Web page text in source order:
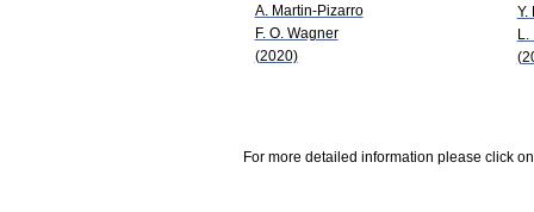
A. Martin-Pizarro
F. O. Wagner
(2020)
Y.
L.
For more detailed information please click